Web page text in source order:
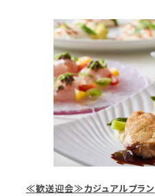
≪歓送迎会≫カジュアルプラン